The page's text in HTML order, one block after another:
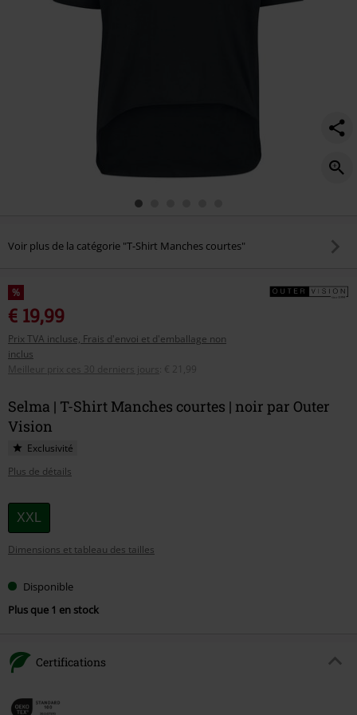
Voir plus de la catégorie "T-Shirt Manches courtes"
%
€ 19,99
Prix TVA incluse, Frais d'envoi et d'emballage non
inclus
Meilleur prix ces 30 derniers jours
€ 21,99
Selma | T-Shirt Manches courtes | noir par Outer
Vision
Exclusivité
Plus de détails
Choisissez
votre
taille
XXL
Dimensions et tableau des tailles
Disponible
Plus que 1 en stock
Certifications